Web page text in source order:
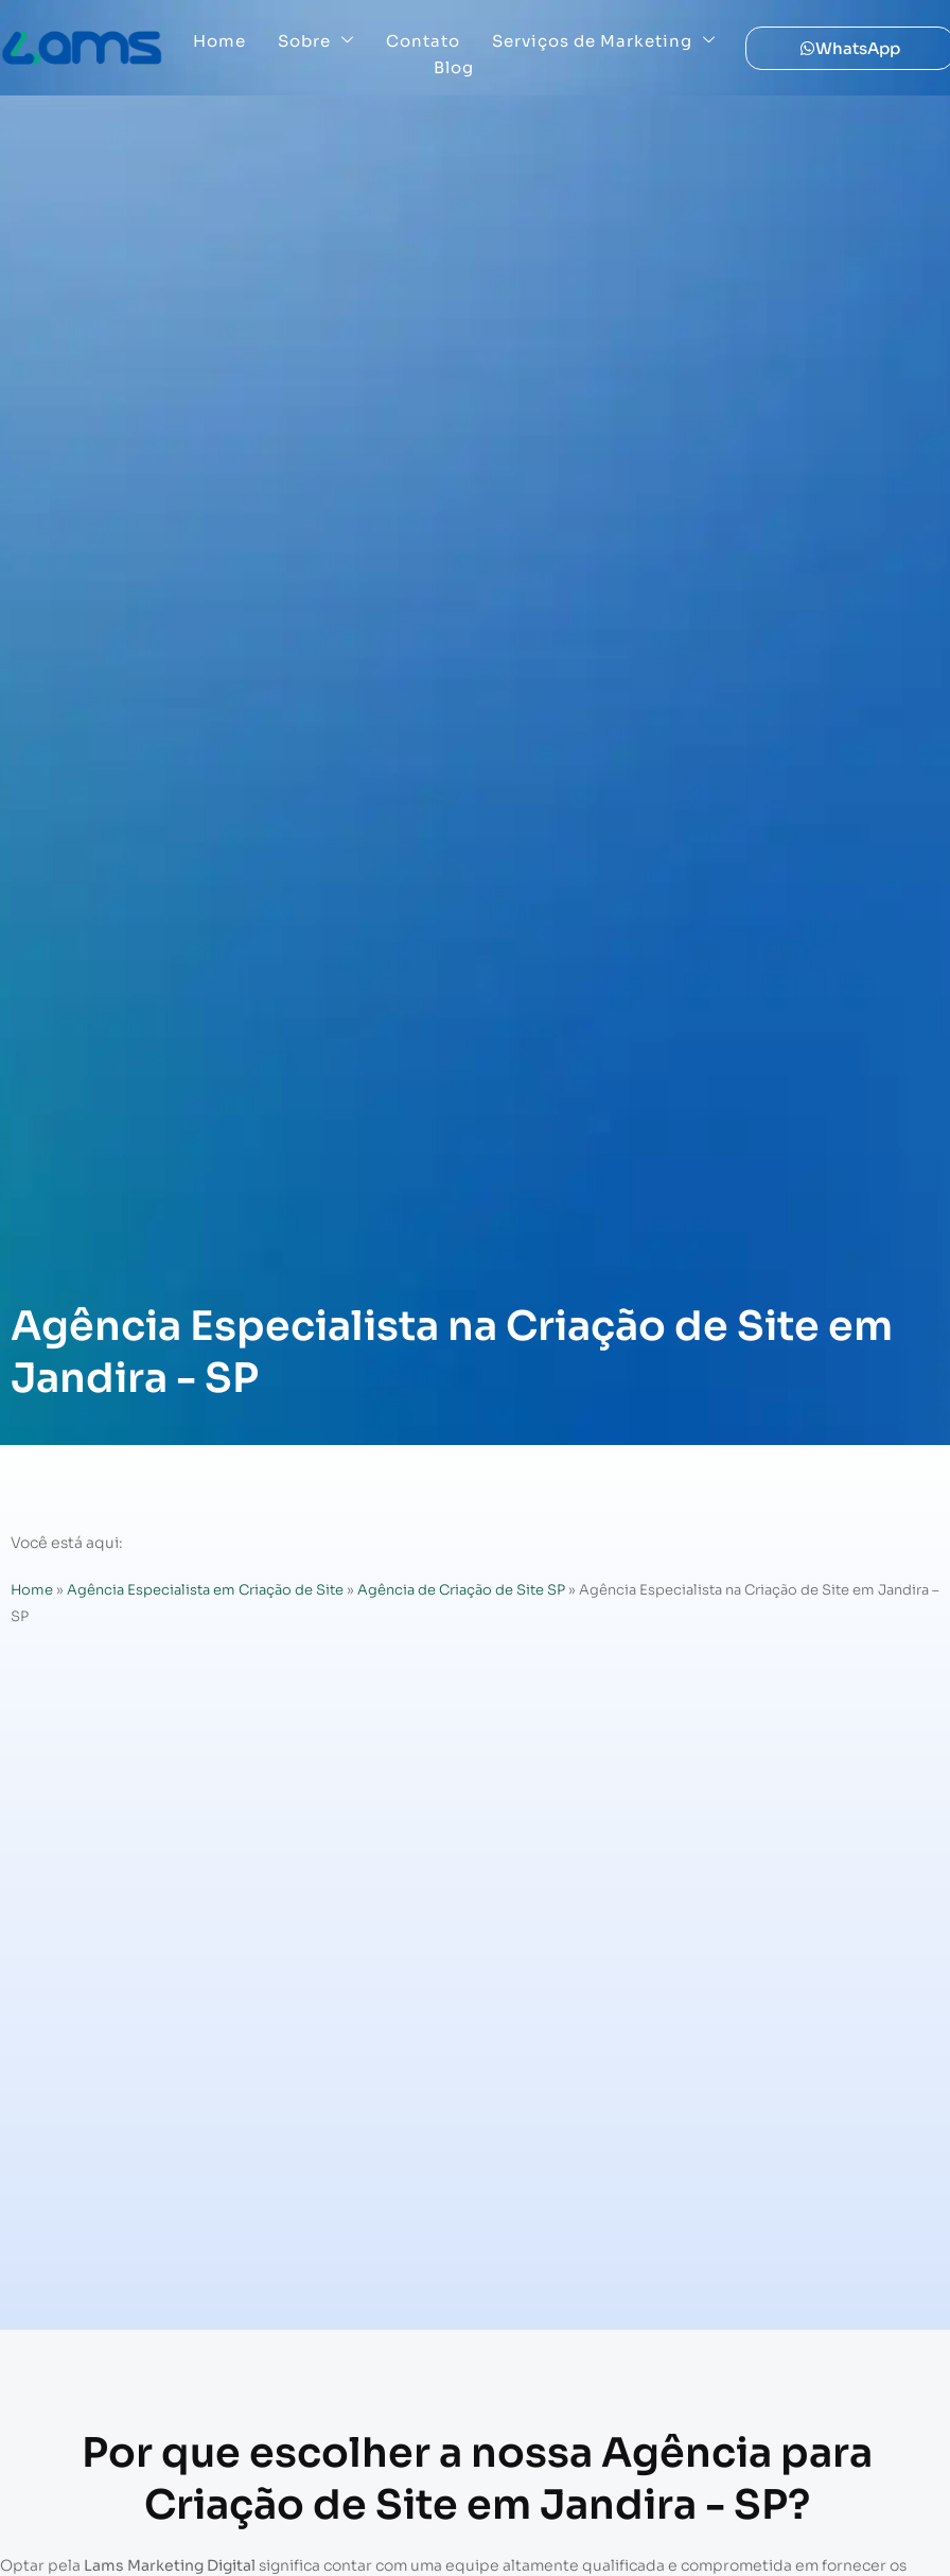
Home Sobre Contato
Serviços de Marketing
Blog
WhatsApp
Agência Especialista na Criação de Site em
Jandira - SP
Você está aqui:
Home » Agência Especialista em Criação de Site » Agência de Criação de Site SP » Agência Especialista na Criação de Site em Jandira –
SP
Por que escolher a nossa Agência para
Criação de Site em Jandira - SP?
Optar pela Lams Marketing Digital significa contar com uma equipe altamente qualificada e comprometida em fornecer os